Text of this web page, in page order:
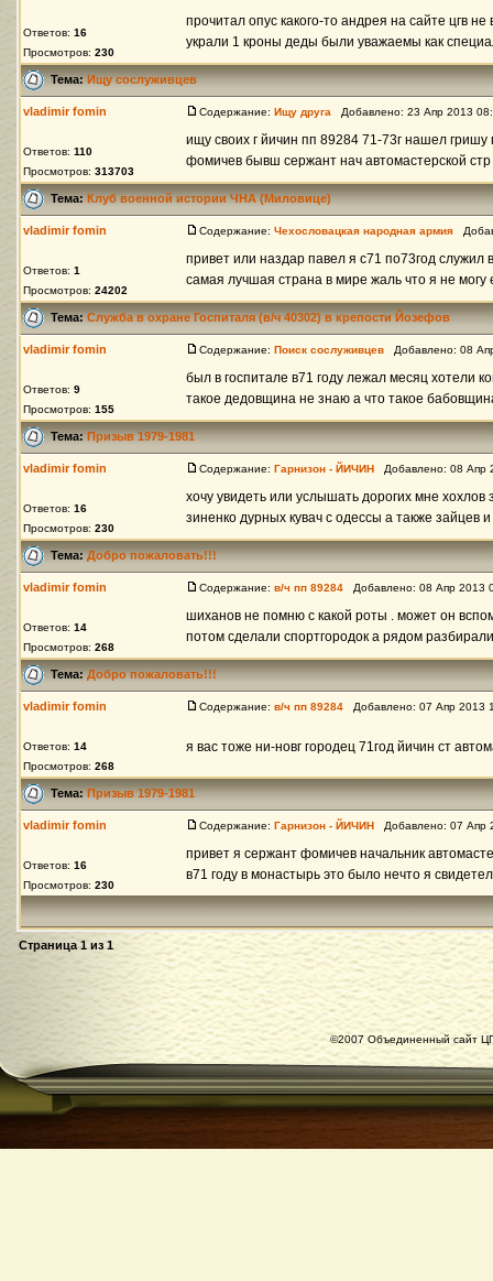
Ответов: 16
Просмотров: 230
прочитал опус какого-то андрея на сайте цгв
украли 1 кроны деды были уважаемы как
Тема:Ищу сослуживцев
vladimir fomin
Ответов: 110
Просмотров: 313703
Содержание: Ищу друга Добавлено: 23 Апр 2013
ищу своих г йичин пп 89284 71-73г нашел гришу
фомичев бывш сержант нач автомастерской
Тема:Клуб военной истории ЧНА (Миловице)
vladimir fomin
Ответов: 1
Просмотров: 24202
Содержание: Чехословацкая народная армия
привет или наздар павел я с71 по73год служил
самая лучшая страна в мире жаль что я не могу
Тема:Служба в охране Госпиталя (в/ч 40302) в крепости Йозефов
vladimir fomin
Ответов: 9
Просмотров: 155
Содержание: Поиск сослуживцев Добавлено: 08
был в госпитале в71 году лежал месяц хотели
такое дедовщина не знаю а что такое
Тема:Призыв 1979-1981
vladimir fomin
Ответов: 16
Просмотров: 230
Содержание: Гарнизон - ЙИЧИН Добавлено: 08
хочу увидеть или услышать дорогих мне хохлов
зиненко дурных кувач с одессы а также зайцев
Тема:Добро пожаловать!!!
vladimir fomin
Ответов: 14
Просмотров: 268
Содержание: в/ч пп 89284 Добавлено: 08 Апр
шиханов не помню с какой роты . может он
потом сделали спортгородок а рядом
Тема:Добро пожаловать!!!
vladimir fomin
Ответов: 14
Просмотров: 268
Содержание: в/ч пп 89284 Добавлено: 07 Апр
я вас тоже ни-новг городец 71год йичин ст
Тема:Призыв 1979-1981
vladimir fomin
Ответов: 16
Просмотров: 230
Содержание: Гарнизон - ЙИЧИН Добавлено: 07
привет я сержант фомичев начальник
в71 году в монастырь это было нечто я
Страница1из 1
©2007 Объединенный сайт